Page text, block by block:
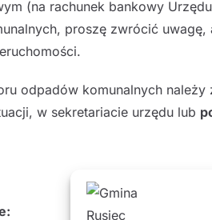
(na rachunek bankowy
proszę zwrócić
odpadów komunalnych należy
w sekretariacie urzędu lub